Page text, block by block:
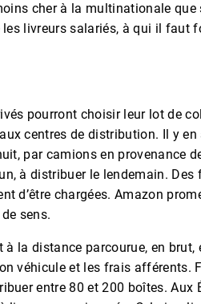
cher à la multinationale que
livreurs salariés, à qui il faut
pourront choisir leur lot de
centres de distribution. Il y en
par camions en provenance
à distribuer le lendemain. Des
d’être chargées. Amazon
sens.
la distance parcourue, en brut,
véhicule et les frais afférents.
entre 80 et 200 boîtes. Aux